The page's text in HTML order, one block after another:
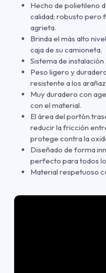
Hecho de polietileno
calidad; robusto pero
agrieta.
Brinda el más alto
caja de su camioneta.
Sistema de
Peso ligero y
resistente a los
Muy duradero con
con el material.
El área del portón
reducir la fricción
protege contra la
Diseñado de forma
perfecto para todos
Material respetuoso